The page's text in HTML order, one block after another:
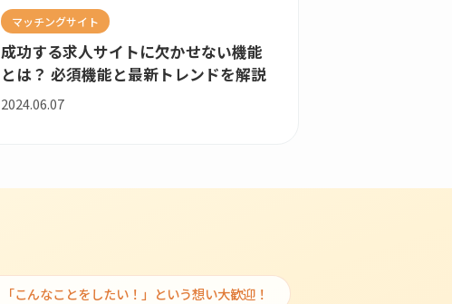
マッチングサイト
成功する求人サイトに欠かせない機能
とは？ 必須機能と最新トレンドを解説
2024.06.07
「こんなことをしたい！」という想い大歓迎！